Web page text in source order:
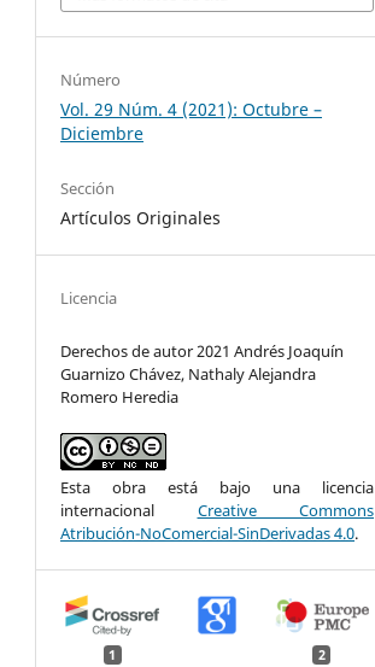
Número
Vol. 29 Núm. 4 (2021): Octubre –
Diciembre
Sección
Artículos Originales
Licencia
Derechos de autor 2021 Andrés Joaquín
Guarnizo Chávez, Nathaly Alejandra
Romero Heredia
Esta obra está bajo una licencia
internacional Creative Commons
Atribución-NoComercial-SinDerivadas 4.0.
1 2